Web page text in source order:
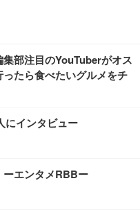
集部注目のYouTuberがオス
たら食べたいグルメをチ
にインタビュー
ーエンタメRBBー